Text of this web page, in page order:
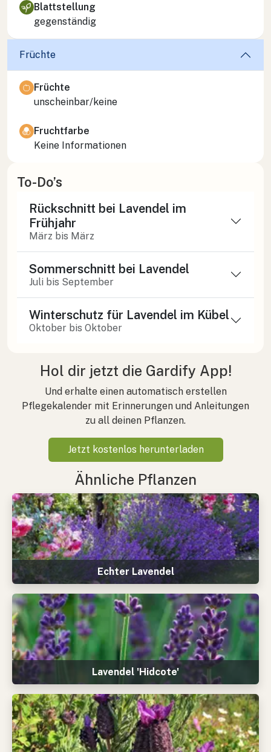
Blattstellung
gegenständig
Früchte
Früchte
unscheinbar/keine
Fruchtfarbe
Keine Informationen
To-Do’s
Rückschnitt bei Lavendel im
Frühjahr
März bis März
Sommerschnitt bei Lavendel
Juli bis September
Winterschutz für Lavendel im Kübel
Oktober bis Oktober
Hol dir jetzt die Gardify App!
Und erhalte einen automatisch erstellen
Pflegekalender mit Erinnerungen und Anleitungen
zu all deinen Pflanzen.
Jetzt kostenlos herunterladen
Ähnliche Pflanzen
Echter Lavendel
Lavendel 'Hidcote'